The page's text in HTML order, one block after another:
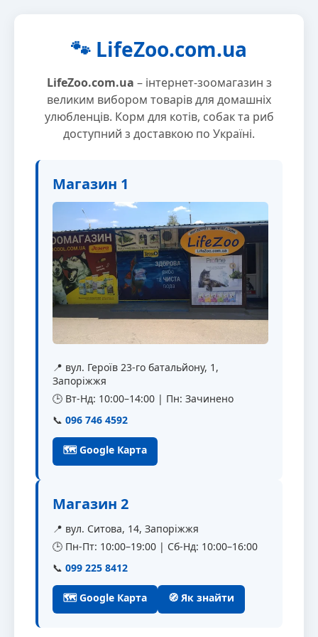
🐾 LifeZoo.com.ua
LifeZoo.com.ua – інтернет-зоомагазин з
великим вибором товарів для домашніх
улюбленців. Корм для котів, собак та риб
доступний з доставкою по Україні.
Магазин 1
📍 вул. Героїв 23-го батальйону, 1,
Запоріжжя
🕒 Вт-Нд: 10:00–14:00 | Пн: Зачинено
📞 096 746 4592
🗺 Google Карта
Магазин 2
📍 вул. Ситова, 14, Запоріжжя
🕒 Пн-Пт: 10:00–19:00 | Сб-Нд: 10:00–16:00
📞 099 225 8412
🗺 Google Карта 🧭 Як знайти